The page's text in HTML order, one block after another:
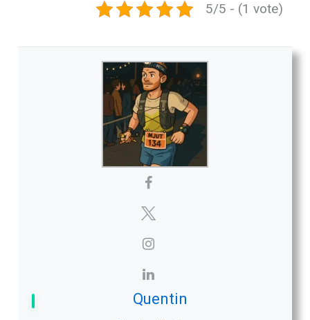
5/5 - (1 vote)
Quentin